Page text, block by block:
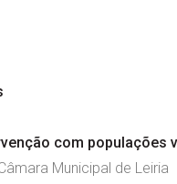
com populações
Municipal de Leiria